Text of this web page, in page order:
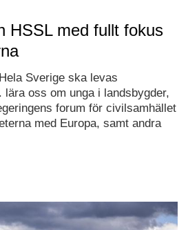
HSSL med fullt fokus
Sverige ska levas
oss om unga i landsbygder,
forum för civilsamhället
med Europa, samt andra